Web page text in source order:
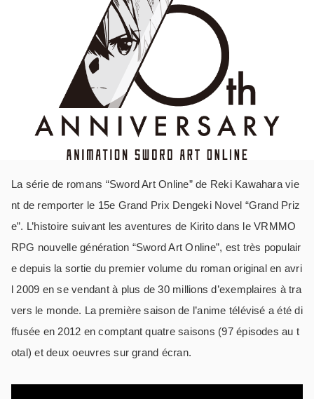
La série de romans “Sword Art Online” de Reki Kawahara vie
nt de remporter le 15e Grand Prix Dengeki Novel “Grand Priz
e”. L’histoire suivant les aventures de Kirito dans le VRMMO
RPG nouvelle génération “Sword Art Online”, est très populair
e depuis la sortie du premier volume du roman original en avri
l 2009 en se vendant à plus de 30 millions d’exemplaires à tra
vers le monde. La première saison de l’anime télévisé a été di
ffusée en 2012 en comptant quatre saisons (97 épisodes au t
otal) et deux oeuvres sur grand écran.